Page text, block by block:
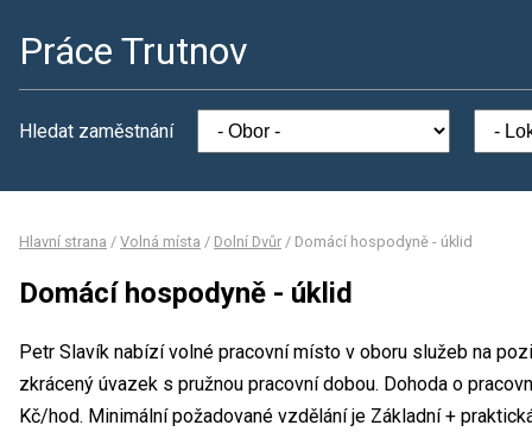
Práce Trutnov
Hledat zaměstnání
Hlavní strana / Volná místa / Dolní Dvůr / Domácí hospodyně - úklid
Domácí hospodyně - úklid
Petr Slavík nabízí volné pracovní místo v oboru služeb na
zkrácený úvazek s pružnou pracovní dobou. Dohoda o
Kč/hod. Minimální požadované vzdělání je Základní +